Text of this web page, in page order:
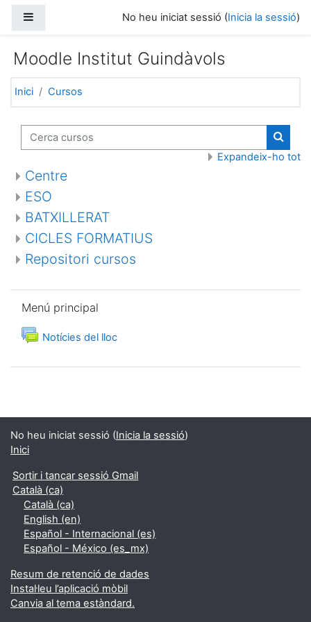
No heu iniciat sessió (Inicia la sessió)
Moodle Institut Guindàvols
Inici Cursos
Cerca cursos
Cerca
Expandeix-ho tot
Centre
ESO
BATXILLERAT
CICLES FORMATIUS
Repositori cursos
Menú principal
Notícies del llocFòrum
No heu iniciat sessió (Inicia la sessió)
Inici
Sortir i tancar sessió Gmail
Català ‎(ca)‎
Català ‎(ca)‎
English ‎(en)‎
Español - Internacional ‎(es)‎
Español - México ‎(es_mx)‎
Resum de retenció de dades
Instal·leu l’aplicació mòbil
Canvia al tema estàndard.